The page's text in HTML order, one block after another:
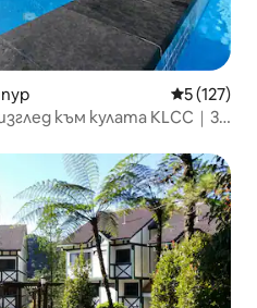
Средна
5 (127)
към кулата KLCC｜3